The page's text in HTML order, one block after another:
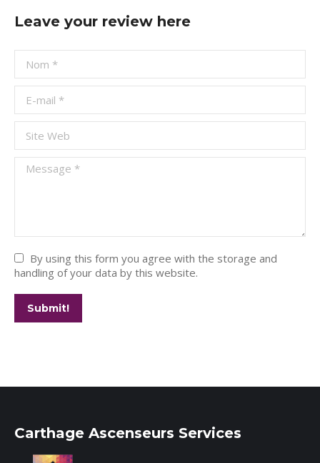
Leave your review here
Message *
By using this form you agree with the storage and
handling of your data by this website.
Submit!
Carthage Ascenseurs Services